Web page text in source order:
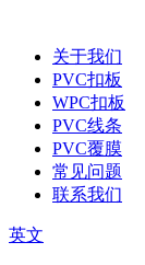
关于我们
PVC扣板
WPC扣板
PVC线条
PVC覆膜
常见问题
联系我们
英文